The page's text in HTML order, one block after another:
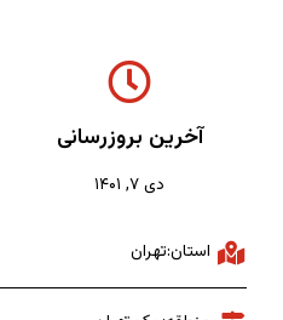
آخرین بروزرسانی
دی ۷, ۱۴۰۱
استان:تهران